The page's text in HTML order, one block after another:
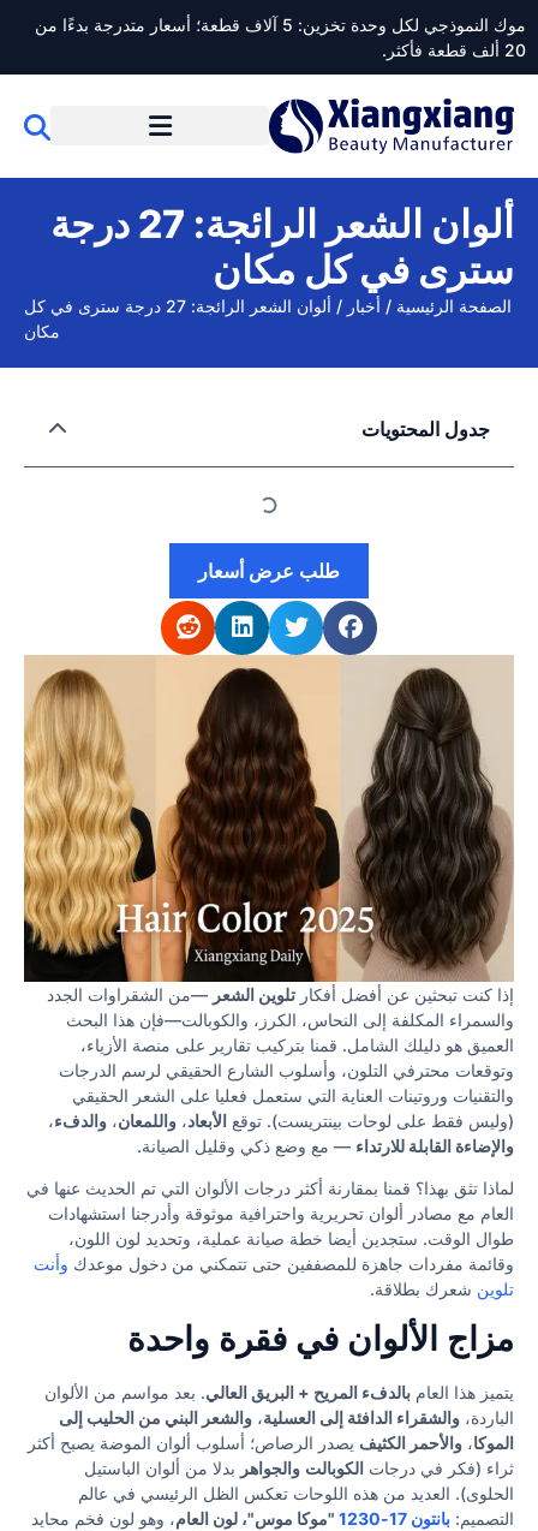
موك النموذجي لكل وحدة تخزين: 5 آلاف قطعة؛ أسعار متدرجة بدءًا من
20 ألف قطعة فأكثر.
ألوان الشعر الرائجة: 27 درجة
سترى في كل مكان
الصفحة الرئيسية / أخبار /
ألوان الشعر الرائجة: 27 درجة سترى في كل
مكان
إذا كنت تبحثين عن أفضل أفكار تلوين الشعر —من الشقراوات الجدد
والسمراء المكلفة إلى النحاس، الكرز، والكوبالت—فإن هذا البحث
العميق هو دليلك الشامل. قمنا بتركيب تقارير على منصة الأزياء،
وتوقعات محترفي التلون، وأسلوب الشارع الحقيقي لرسم الدرجات
والتقنيات وروتينات العناية التي ستعمل فعليا على الشعر الحقيقي
(وليس فقط على لوحات بينتريست). توقع الأبعاد، واللمعان، والدفء،
والإضاءة القابلة للارتداء — مع وضع ذكي وقليل الصيانة.
لماذا تثق بهذا؟ قمنا بمقارنة أكثر درجات الألوان التي تم الحديث عنها في
العام مع مصادر ألوان تحريرية واحترافية موثوقة وأدرجنا استشهادات
طوال الوقت. ستجدين أيضا خطة صيانة عملية، وتحديد لون اللون،
وقائمة مفردات جاهزة للمصففين حتى تتمكني من دخول موعدك وأنت
تلوين شعرك بطلاقة.
مزاج الألوان في فقرة واحدة
يتميز هذا العام بالدفء المريح + البريق العالي. بعد مواسم من الألوان
الباردة، والشقراء الدافئة إلى العسلية، والشعر البني من الحليب إلى
الموكا، والأحمر الكثيف يصدر الرصاص؛ أسلوب ألوان الموضة يصبح أكثر
ثراء (فكر في درجات الكوبالت والجواهر بدلا من ألوان الباستيل
الحلوى). العديد من هذه اللوحات تعكس الظل الرئيسي في عالم
التصميم: بانتون 17-1230 "موكا موس"، لون العام، وهو لون فخم محايد
جدول المحتويات
طلب عرض أسعار